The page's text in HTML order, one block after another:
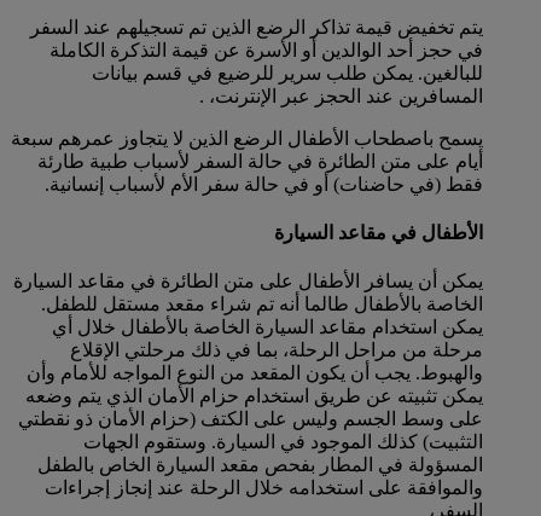
يتم تخفيض قيمة تذاكر الرضع الذين تم تسجيلهم عند السفر
في حجز أحد الوالدين أو الأسرة عن قيمة التذكرة الكاملة
للبالغين. يمكن طلب سرير للرضيع في قسم بيانات
المسافرين عند الحجز عبر الإنترنت، .
يسمح باصطحاب الأطفال الرضع الذين لا يتجاوز عمرهم سبعة
أيام على متن الطائرة في حالة السفر لأسباب طبية طارئة
فقط (في حاضنات) أو في حالة سفر الأم لأسباب إنسانية.
الأطفال في مقاعد السيارة
يمكن أن يسافر الأطفال على متن الطائرة في مقاعد السيارة
الخاصة بالأطفال طالما أنه تم شراء مقعد مستقل للطفل.
يمكن استخدام مقاعد السيارة الخاصة بالأطفال خلال أي
مرحلة من مراحل الرحلة، بما في ذلك مرحلتي الإقلاع
والهبوط. يجب أن يكون المقعد من النوع المواجه للأمام وأن
يمكن تثبيته عن طريق استخدام حزام الأمان الذي يتم وضعه
على وسط الجسم وليس على الكتف (حزام الأمان ذو نقطتي
التثبيت) كذلك الموجود في السيارة. وستقوم الجهات
المسؤولة في المطار بفحص مقعد السيارة الخاص بالطفل
والموافقة على استخدامه خلال الرحلة عند إنجاز إجراءات
السفر،